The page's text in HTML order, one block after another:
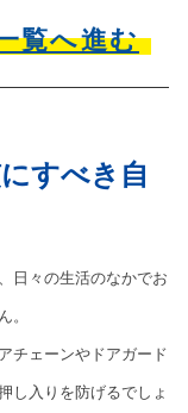
覧へ進む
すべき自
日々の生活のなかでお
。
チェーンやドアガード
し入りを防げるでしょ